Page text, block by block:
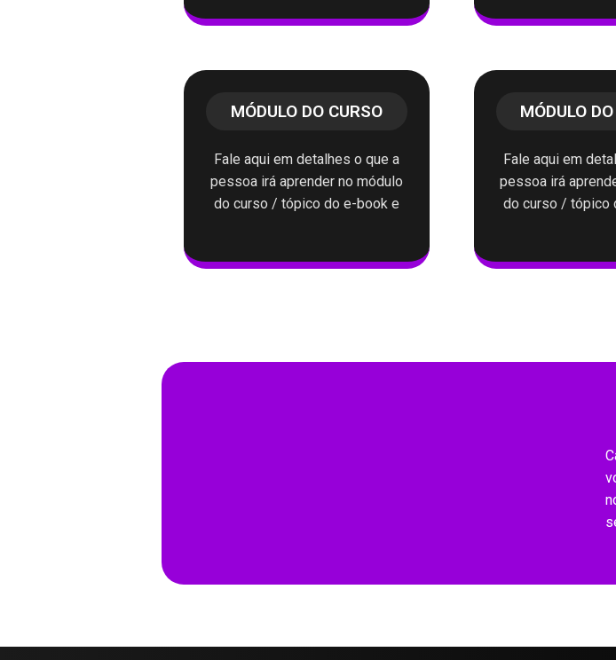
MÓDULO DO CURSO
Fale aqui em detalhes o que a
pessoa irá aprender no módulo
do curso / tópico do e-book e
MÓDULO
Fale aqui em
pessoa irá
do curso / tópico